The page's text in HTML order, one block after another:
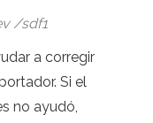
/sdf1
a corregir
Si el
no ayudó,